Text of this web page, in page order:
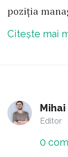
poziția
Citește mai
Editor
0